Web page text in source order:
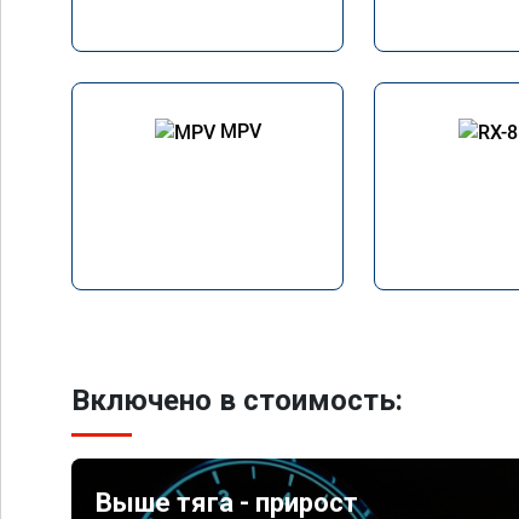
MPV
Включено в стоимость:
Выше тяга - прирост